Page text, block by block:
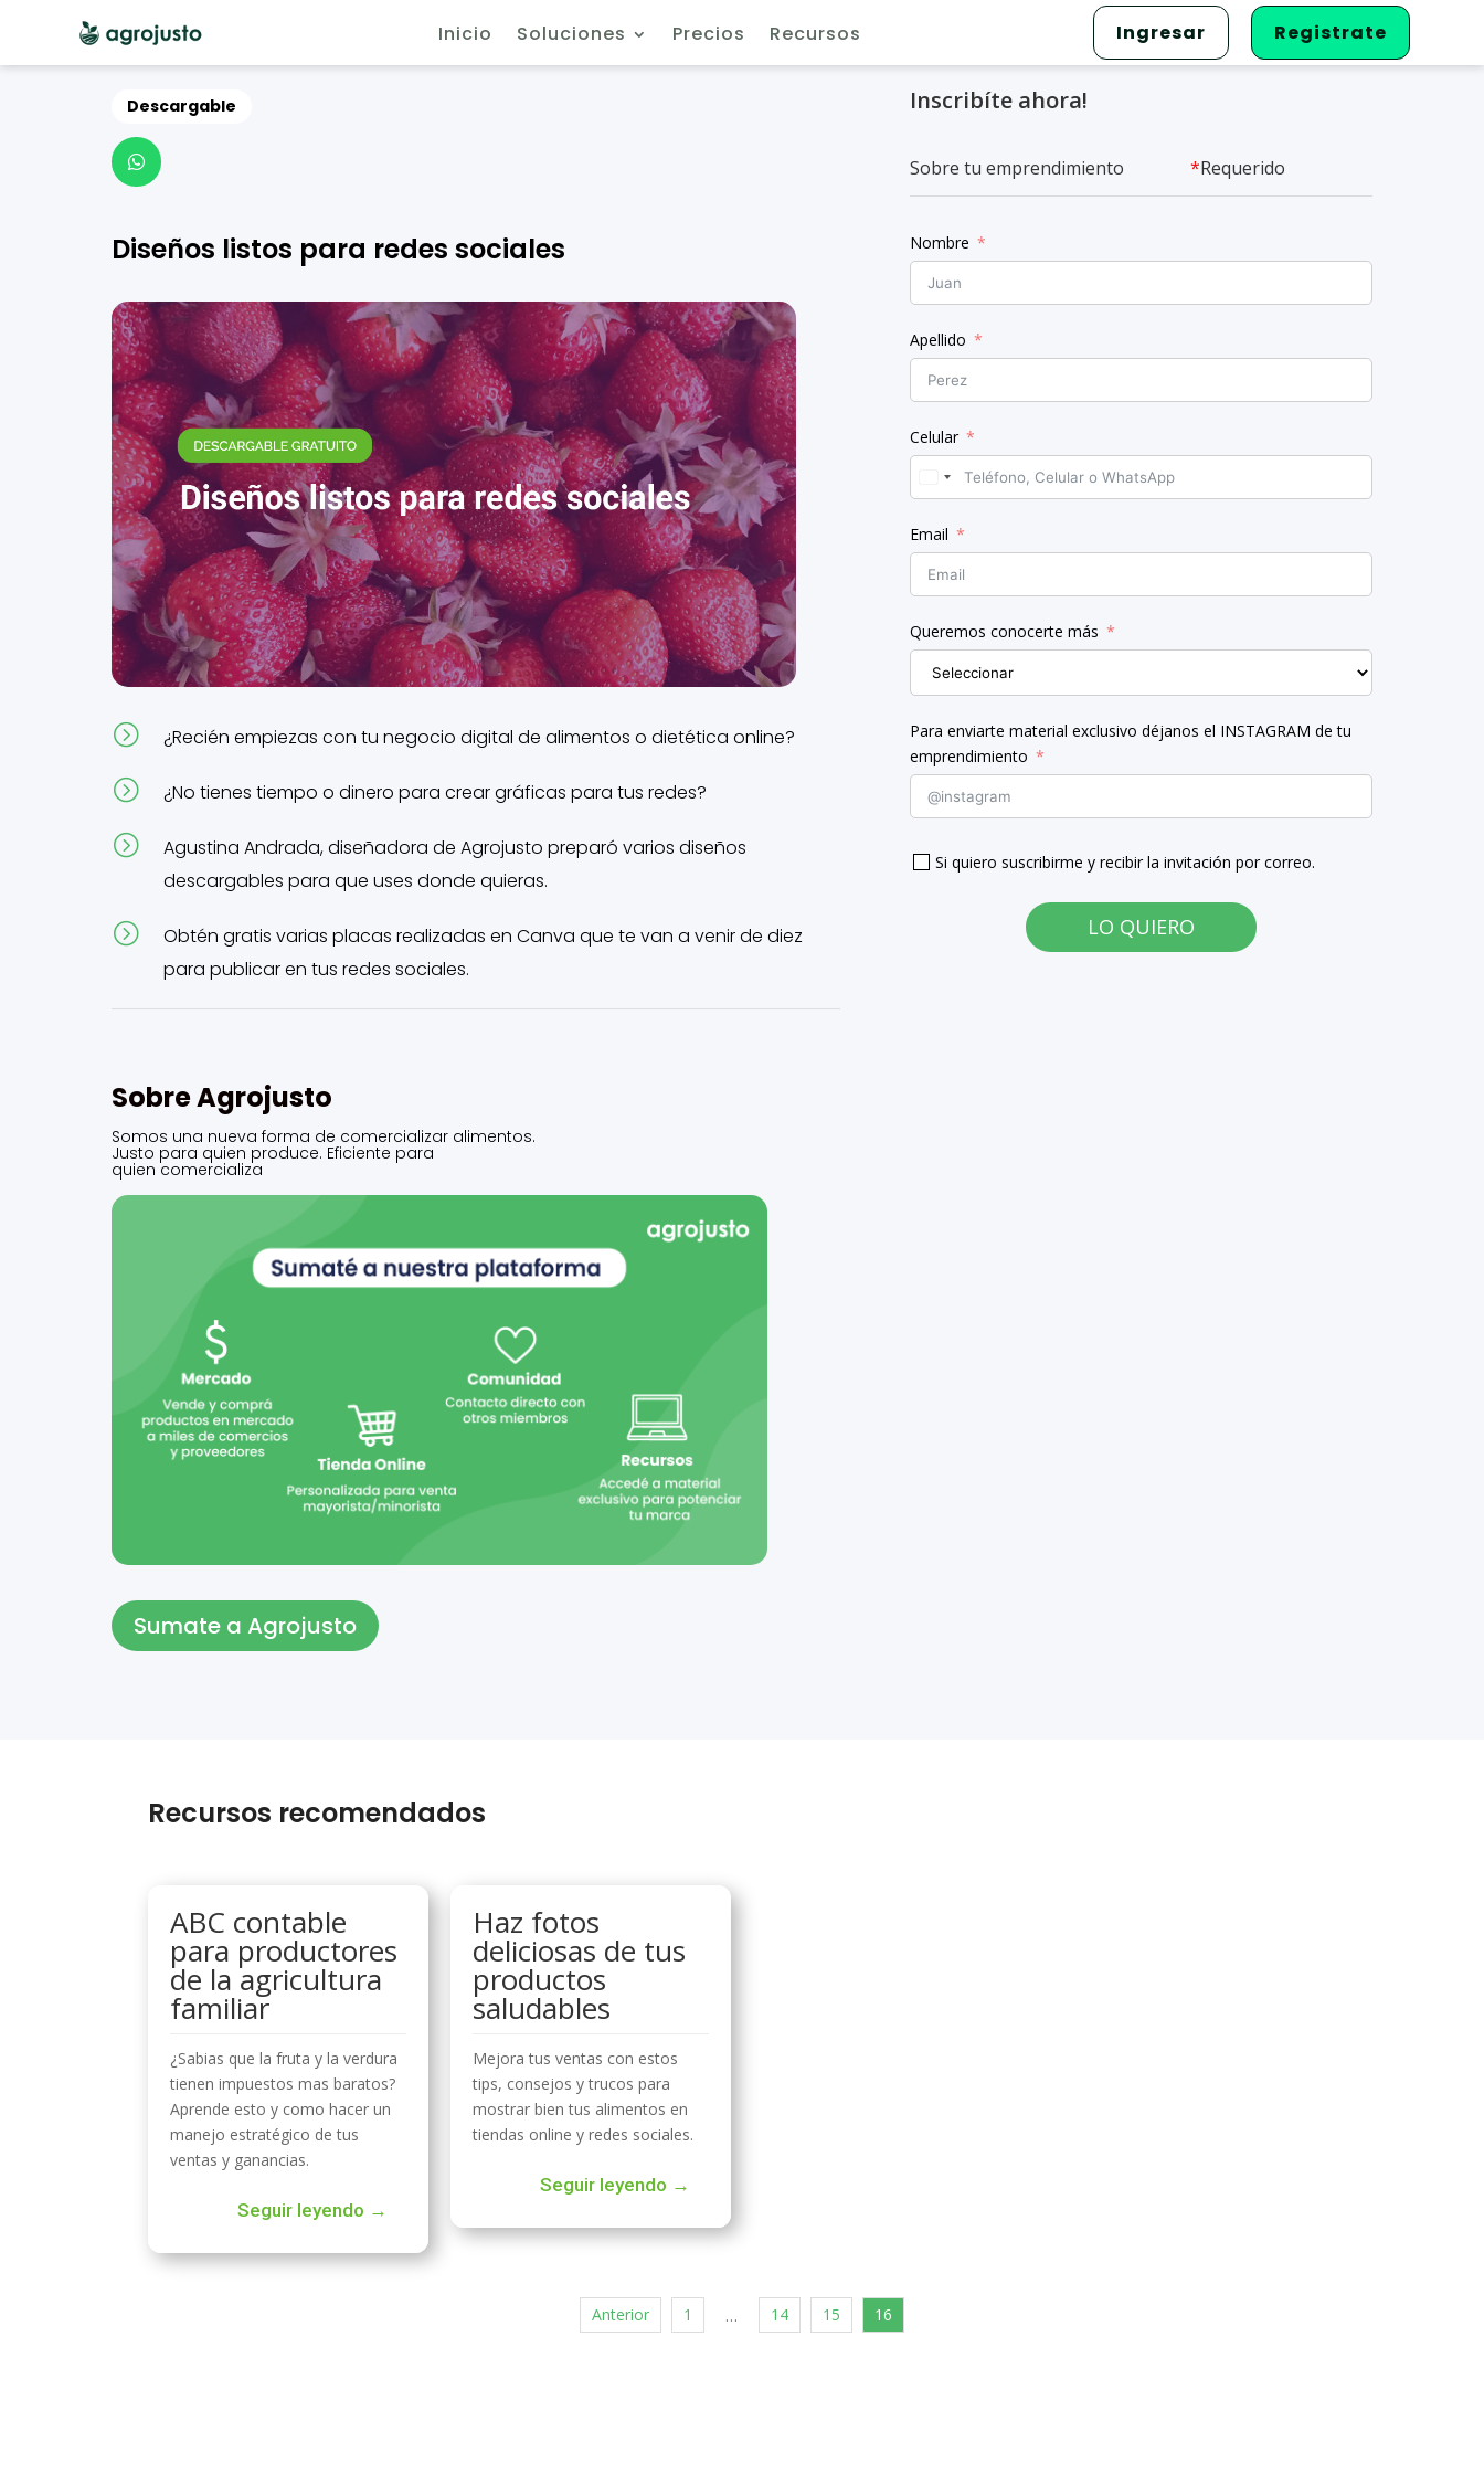
Inicio Soluciones Precios Recursos Ingresar Registrate
Descargable

Diseños listos para redes sociales
= ¿Recién empiezas con tu negocio digital de alimentos o dietética online?
= ¿No tienes tiempo o dinero para crear gráficas para tus redes?
=
Agustina Andrada, diseñadora de Agrojusto preparó varios diseños
descargables para que uses donde quieras.
=
Obtén gratis varias placas realizadas en Canva que te van a venir de diez
para publicar en tus redes sociales.
Sobre Agrojusto
Somos una nueva forma de comercializar alimentos.
Justo para quien produce. Eficiente para
quien comercializa
Sumate a Agrojusto
Inscribíte ahora!
Sobre tu emprendimiento *Requerido
Nombre
Apellido
Celular
Email
Queremos conocerte más
Para enviarte material exclusivo déjanos el INSTAGRAM de tu
emprendimiento
Si quiero suscribirme y recibir la invitación por correo.
LO QUIERO
Recursos recomendados
ABC contable
para productores
de la agricultura
familiar
¿Sabias que la fruta y la verdura
tienen impuestos mas baratos?
Aprende esto y como hacer un
manejo estratégico de tus
ventas y ganancias.
Seguir leyendo →
Haz fotos
deliciosas de tus
productos
saludables
Mejora tus ventas con estos
tips, consejos y trucos para
mostrar bien tus alimentos en
tiendas online y redes sociales.
Seguir leyendo →
Anterior 1 … 14 15 16